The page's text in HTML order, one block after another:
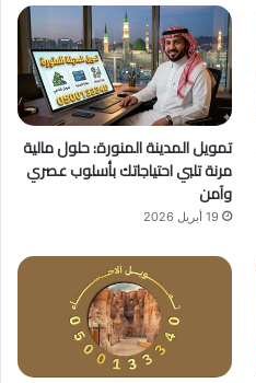
T
u
b
e
ق
ر
ا
م
تمويل المدينة المنورة: حلول مالية
مرنة تلبي احتياجاتك بأسلوب عصري
وآمن
19 أبريل 2026